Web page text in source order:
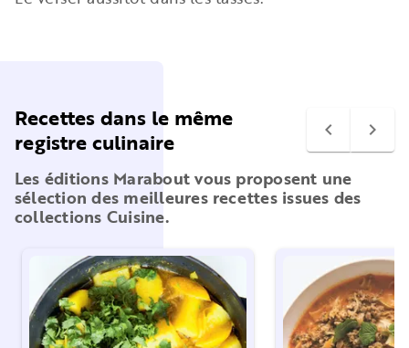
Recettes dans le même
registre culinaire
navigate_before navigate_next
Les éditions Marabout vous proposent une
sélection des meilleures recettes issues des
collections Cuisine.